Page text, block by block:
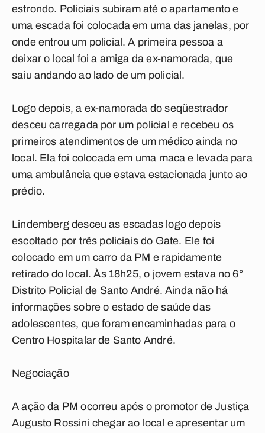
estrondo. Policiais subiram até o apartamento e
uma escada foi colocada em uma das janelas, por
onde entrou um policial. A primeira pessoa a
deixar o local foi a amiga da ex-namorada, que
saiu andando ao lado de um policial.
Logo depois, a ex-namorada do seqüestrador
desceu carregada por um policial e recebeu os
primeiros atendimentos de um médico ainda no
local. Ela foi colocada em uma maca e levada para
uma ambulância que estava estacionada junto ao
prédio.
Lindemberg desceu as escadas logo depois
escoltado por três policiais do Gate. Ele foi
colocado em um carro da PM e rapidamente
retirado do local. Às 18h25, o jovem estava no 6°
Distrito Policial de Santo André. Ainda não há
informações sobre o estado de saúde das
adolescentes, que foram encaminhadas para o
Centro Hospitalar de Santo André.
Negociação
A ação da PM ocorreu após o promotor de Justiça
Augusto Rossini chegar ao local e apresentar um